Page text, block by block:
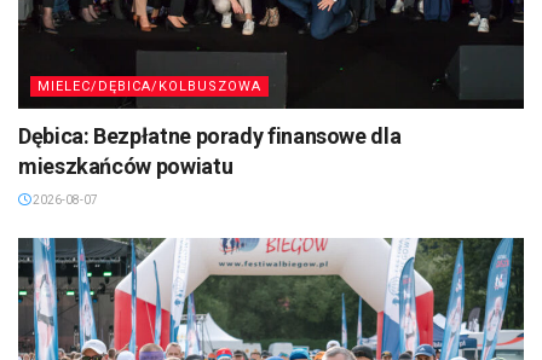
MIELEC/DĘBICA/KOLBUSZOWA
Dębica: Bezpłatne porady finansowe dla
mieszkańców powiatu
2026-08-07